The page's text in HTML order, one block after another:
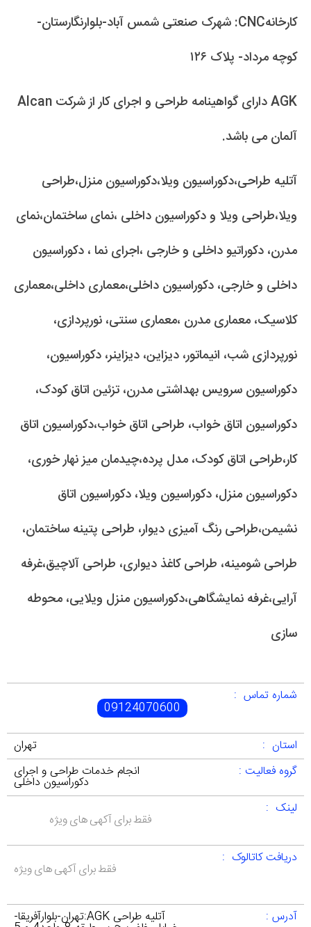
کارخانهCNC: شهرک صنعتی شمس آباد-بلوارنگارستان-
کوچه مرداد- پلاک ۱۲۶
AGK دارای گواهینامه طراحی و اجرای کار از شرکت Alcan
آلمان می باشد.
آتلیه طراحی،دکوراسیون ویلا،دکوراسیون منزل،طراحی
ویلا،طراحی ویلا و دکوراسیون داخلی ،نمای ساختمان،نمای
مدرن، دکوراتیو داخلی و خارجی ،اجرای نما ، دکوراسیون
داخلی و خارجی، دکوراسیون داخلی،معماری داخلی،معماری
کلاسیک، معماری مدرن ،معماری سنتی، نورپردازی،
نورپردازی شب، انیماتور، دیزاین، دیزاینر، دکوراسیون،
دکوراسیون سرویس بهداشتی مدرن، تزئین اتاق کودک،
دکوراسیون اتاق خواب، طراحی اتاق خواب،دکوراسیون اتاق
کار،طراحی اتاق کودک، مدل پرده،چیدمان میز نهار خوری،
دکوراسیون منزل، دکوراسیون ویلا، دکوراسیون اتاق
نشیمن،طراحی رنگ آمیزی دیوار، طراحی پتینه ساختمان،
طراحی شومینه، طراحی کاغذ دیواری، طراحی آلاچیق،غرفه
آرایی،غرفه نمایشگاهی،دکوراسیون منزل ویلایی، محوطه
سازی
شماره تماس :
09124070600
استان :
تهران
گروه فعالیت :
انجام خدمات طراحی و اجرای
دکوراسیون داخلی
لینک :
فقط برای آکهی های ویژه
دریافت کاتالوک :
فقط برای آکهی های ویژه
آدرس : آتلیه طراحی AGK:تهران-بلوارآفریقا-